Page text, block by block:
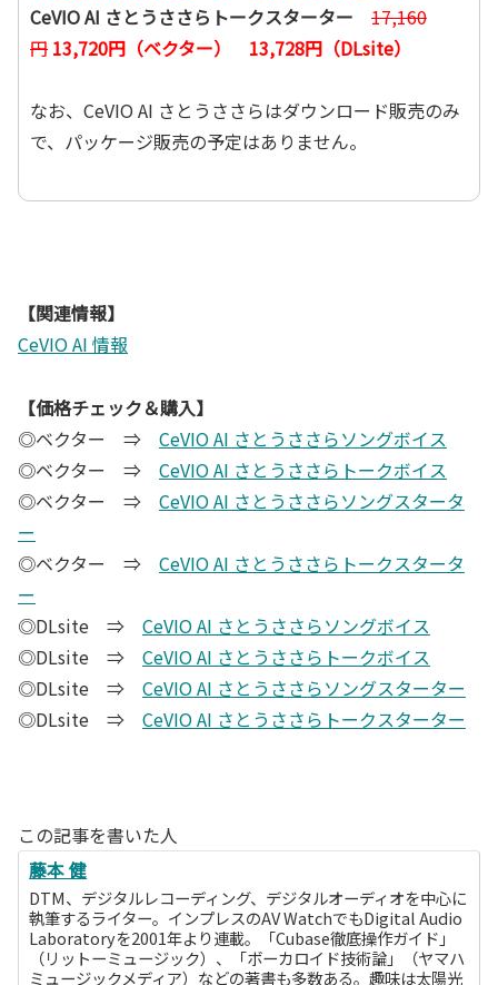
CeVIO AI さとうささらトークスターター 17,160
円 13,720円（ベクター） 13,728円（DLsite）
なお、CeVIO AI さとうささらはダウンロード販売のみ
で、パッケージ販売の予定はありません。
【関連情報】
CeVIO AI 情報
【価格チェック＆購入】
◎ベクター ⇒ CeVIO AI さとうささらソングボイス
◎ベクター ⇒ CeVIO AI さとうささらトークボイス
◎ベクター ⇒ CeVIO AI さとうささらソングスタータ
ー
◎ベクター ⇒ CeVIO AI さとうささらトークスタータ
ー
◎DLsite ⇒ CeVIO AI さとうささらソングボイス
◎DLsite ⇒ CeVIO AI さとうささらトークボイス
◎DLsite ⇒ CeVIO AI さとうささらソングスターター
◎DLsite ⇒ CeVIO AI さとうささらトークスターター
この記事を書いた人
藤本 健
DTM、デジタルレコーディング、デジタルオーディオを中心に
執筆するライター。インプレスのAV WatchでもDigital Audio
Laboratoryを2001年より連載。「Cubase徹底操作ガイド」
（リットーミュージック）、「ボーカロイド技術論」（ヤマハ
ミュージックメディア）などの著書も多数ある。趣味は太陽光